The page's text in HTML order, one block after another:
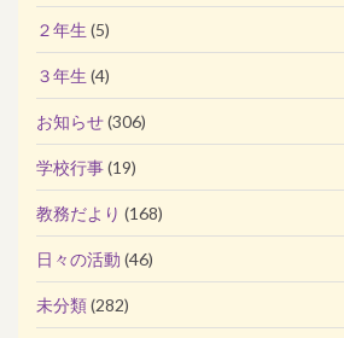
２年生 (5)
３年生 (4)
お知らせ(306)
学校行事(19)
教務だより (168)
日々の活動 (46)
未分類(282)